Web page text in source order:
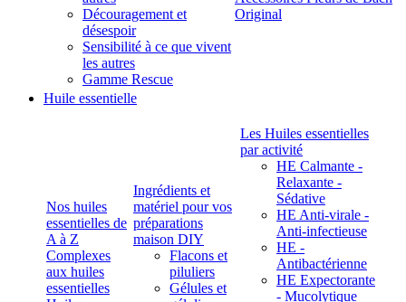
Découragement et
désespoir
Sensibilité à ce que vivent
les autres
Gamme Rescue
Original
Huile essentielle
Nos huiles
essentielles de
A à Z
Complexes
aux huiles
essentielles
Ingrédients et
matériel pour vos
préparations
maison DIY
Flacons et
piluliers
Gélules et
Les Huiles essentielles
par activité
HE Calmante -
Relaxante -
Sédative
HE Anti-virale -
Anti-infectieuse
HE -
Antibactérienne
HE Expectorante
- Mucolytique